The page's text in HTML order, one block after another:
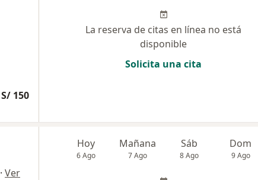
S/ 150
La reserva de citas en línea no está
disponible
Solicita una cita
· Ver
Hoy
6 Ago
Mañana
7 Ago
Sáb
8 Ago
Dom
9 Ago